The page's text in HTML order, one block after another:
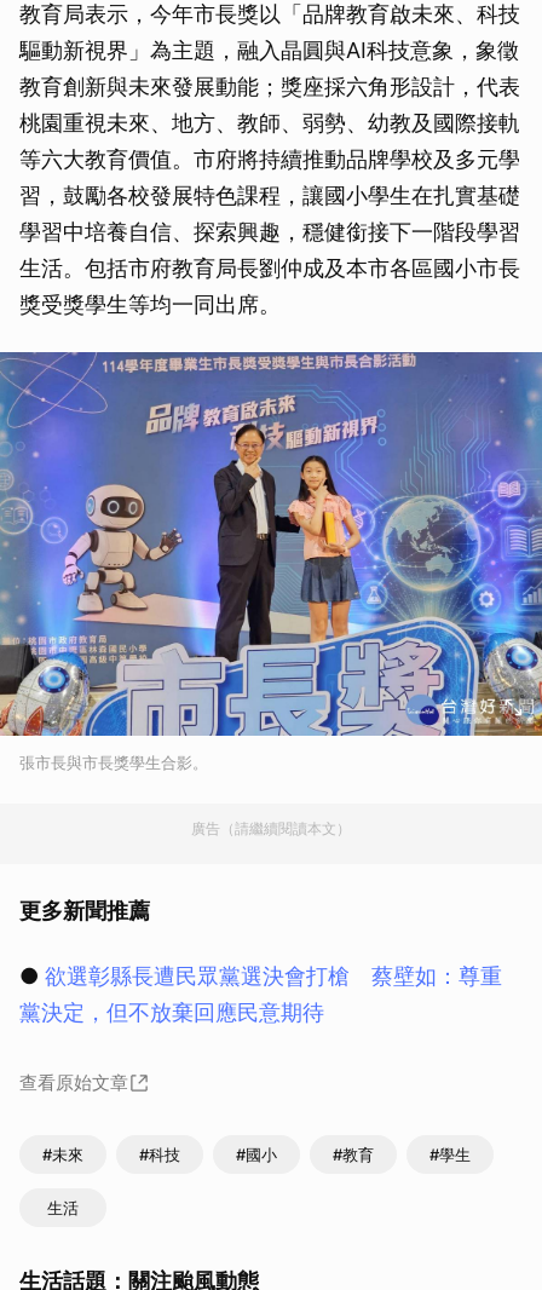
教育局表示，今年市長獎以「品牌教育啟未來、科技
驅動新視界」為主題，融入晶圓與AI科技意象，象徵
教育創新與未來發展動能；獎座採六角形設計，代表
桃園重視未來、地方、教師、弱勢、幼教及國際接軌
等六大教育價值。市府將持續推動品牌學校及多元學
習，鼓勵各校發展特色課程，讓國小學生在扎實基礎
學習中培養自信、探索興趣，穩健銜接下一階段學習
生活。包括市府教育局長劉仲成及本市各區國小市長
獎受獎學生等均一同出席。
張市長與市長獎學生合影。
廣告（請繼續閱讀本文）
更多新聞推薦
● 欲選彰縣長遭民眾黨選決會打槍 蔡壁如：尊重
黨決定，但不放棄回應民意期待
查看原始文章
#未來 #科技 #國小 #教育 #學生
生活
生活話題：關注颱風動態